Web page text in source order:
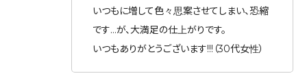
いつもに増して色々思案させてしまい、恐縮
です…が、大満足の仕上がりです。
いつもありがとうございます!!!（30代女性）